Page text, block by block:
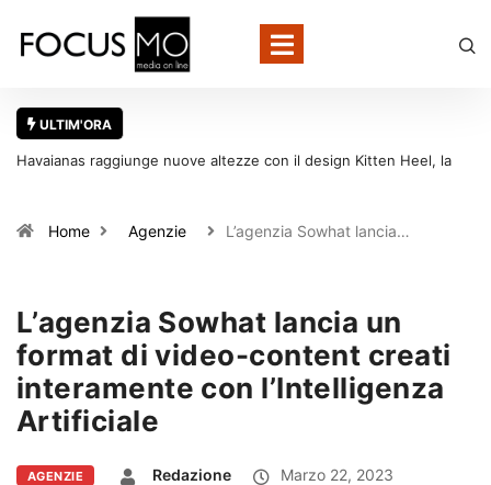
ULTIM'ORA
Con migliaia di dati locali da presidiare, Buffetti sceglie Local
vendita
Home Agenzie L’agenzia Sowhat lancia…
L’agenzia Sowhat lancia un
format di video-content creati
interamente con l’Intelligenza
Artificiale
AGENZIE Redazione
Marzo 22, 2023